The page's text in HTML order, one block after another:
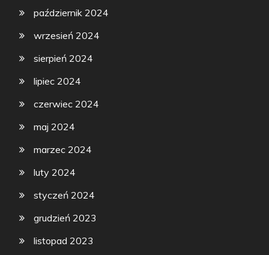
październik 2024
wrzesień 2024
sierpień 2024
lipiec 2024
czerwiec 2024
maj 2024
marzec 2024
luty 2024
styczeń 2024
grudzień 2023
listopad 2023